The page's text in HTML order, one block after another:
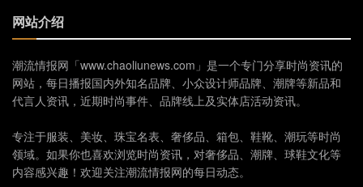
网站介绍
潮流情报网「www.chaoliunews.com」是一个专门分享时尚资讯的
网站，每日播报国内外知名品牌、小众设计师品牌、潮牌等新品和
代言人资讯，近期时尚事件、品牌线上及实体店活动资讯。
专注于服装、美妆、珠宝名表、奢侈品、箱包、鞋靴、潮玩等时尚
领域。如果你也喜欢浏览时尚资讯，对奢侈品、潮牌、球鞋文化等
内容感兴趣！欢迎关注潮流情报网的每日动态。